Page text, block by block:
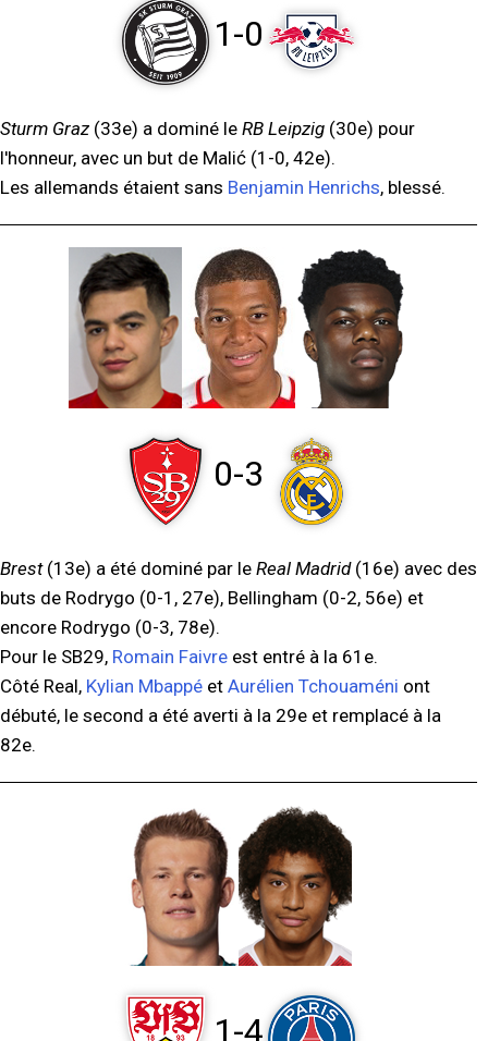
1-0
Sturm Graz (33e) a dominé le RB Leipzig (30e) pour
l'honneur, avec un but de Malić (1-0, 42e).
Les allemands étaient sans Benjamin Henrichs, blessé.
0-3
Brest(13e) a été dominé par le Real Madrid(16e) avec des
buts de Rodrygo (0-1, 27e), Bellingham (0-2, 56e) et
encore Rodrygo (0-3, 78e).
Pour le SB29, Romain Faivre est entré à la 61e.
Côté Real, Kylian Mbappé et Aurélien Tchouaméni ont
débuté, le second a été averti à la 29e et remplacé à la
82e.
1-4